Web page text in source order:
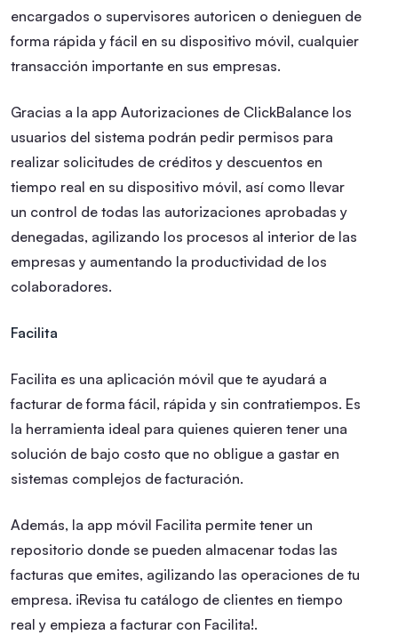
encargados o supervisores autoricen o denieguen de
forma rápida y fácil en su dispositivo móvil, cualquier
transacción importante en sus empresas.
Gracias a la app Autorizaciones de ClickBalance los
usuarios del sistema podrán pedir permisos para
realizar solicitudes de créditos y descuentos en
tiempo real en su dispositivo móvil, así como llevar
un control de todas las autorizaciones aprobadas y
denegadas, agilizando los procesos al interior de las
empresas y aumentando la productividad de los
colaboradores.
Facilita
Facilita es una aplicación móvil que te ayudará a
facturar de forma fácil, rápida y sin contratiempos. Es
la herramienta ideal para quienes quieren tener una
solución de bajo costo que no obligue a gastar en
sistemas complejos de facturación.
Además, la app móvil Facilita permite tener un
repositorio donde se pueden almacenar todas las
facturas que emites, agilizando las operaciones de tu
empresa. ¡Revisa tu catálogo de clientes en tiempo
real y empieza a facturar con Facilita!.